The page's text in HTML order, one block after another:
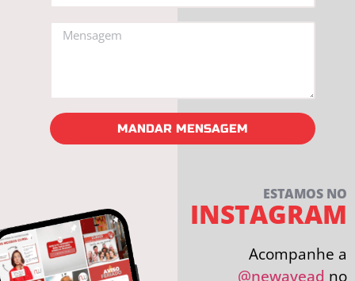
MANDAR MENSAGEM
ESTAMOS NO
INSTAGRAM
Acompanhe a
@newayead no